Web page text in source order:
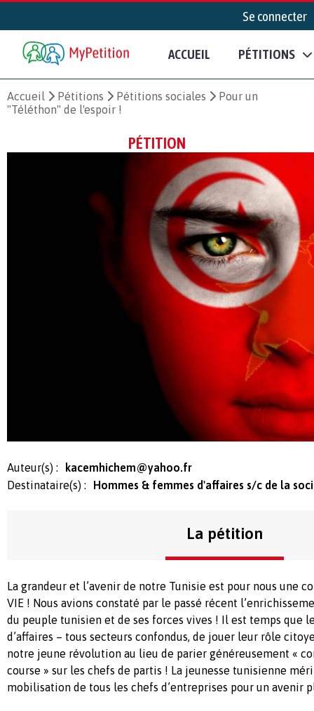
Se connecter
ACCUEIL PÉTITIONS
Accueil Pétitions Pétitions sociales
Pour un
"Téléthon" de l'espoir !
PÉTITION
Auteur(s) :
kacemhichem@yahoo.fr
Destinataire(s) :
Hommes & femmes d'affaires s/c de la
La pétition
La grandeur et l’avenir de notre Tunisie est pour nous une
VIE ! Nous avions constaté par le passé récent
du peuple tunisien et de ses forces vives ! Il est temps que
d’affaires – tous secteurs confondus, de jouer leur rôle
notre jeune révolution au lieu de parier généreusement «
course » sur les chefs de partis ! La jeunesse tunisienne
mobilisation de tous les chefs d’entreprises pour un avenir